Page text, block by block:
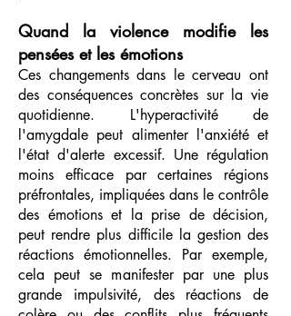
Quand la violence modifie les
pensées et les émotions
Ces changements dans le cerveau ont
des conséquences concrètes sur la vie
quotidienne. L'hyperactivité de
l'amygdale peut alimenter l'anxiété et
l'état d'alerte excessif. Une régulation
moins efficace par certaines régions
préfrontales, impliquées dans le contrôle
des émotions et la prise de décision,
peut rendre plus difficile la gestion des
réactions émotionnelles. Par exemple,
cela peut se manifester par une plus
grande impulsivité, des réactions de